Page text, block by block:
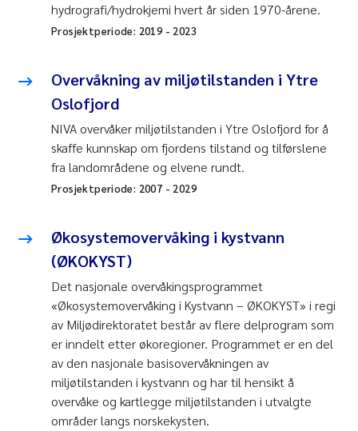
hydrografi/hydrokjemi hvert år siden 1970-årene.
Prosjektperiode: 2019- 2023
Overvåkning av miljøtilstanden i Ytre
Oslofjord
NIVA overvåker miljøtilstanden i Ytre Oslofjord for å
skaffe kunnskap om fjordens tilstand og tilførslene
fra landområdene og elvene rundt.
Prosjektperiode: 2007 - 2029
Økosystemovervåking i kystvann
(ØKOKYST)
Det nasjonale overvåkingsprogrammet
«Økosystemovervåking i Kystvann – ØKOKYST» i regi
av Miljødirektoratet består av flere delprogram som
er inndelt etter økoregioner. Programmet er en del
av den nasjonale basisovervåkningen av
miljøtilstanden i kystvann og har til hensikt å
overvåke og kartlegge miljøtilstanden i utvalgte
områder langs norskekysten.